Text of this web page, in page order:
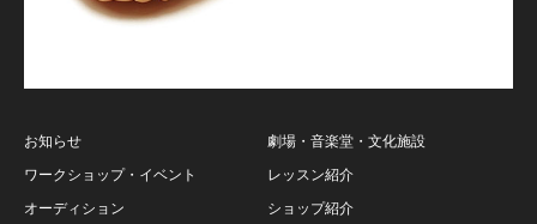
お知らせ
ワークショップ・イベント
オーディション
劇場・音楽堂・文化施設
レッスン紹介
ショップ紹介